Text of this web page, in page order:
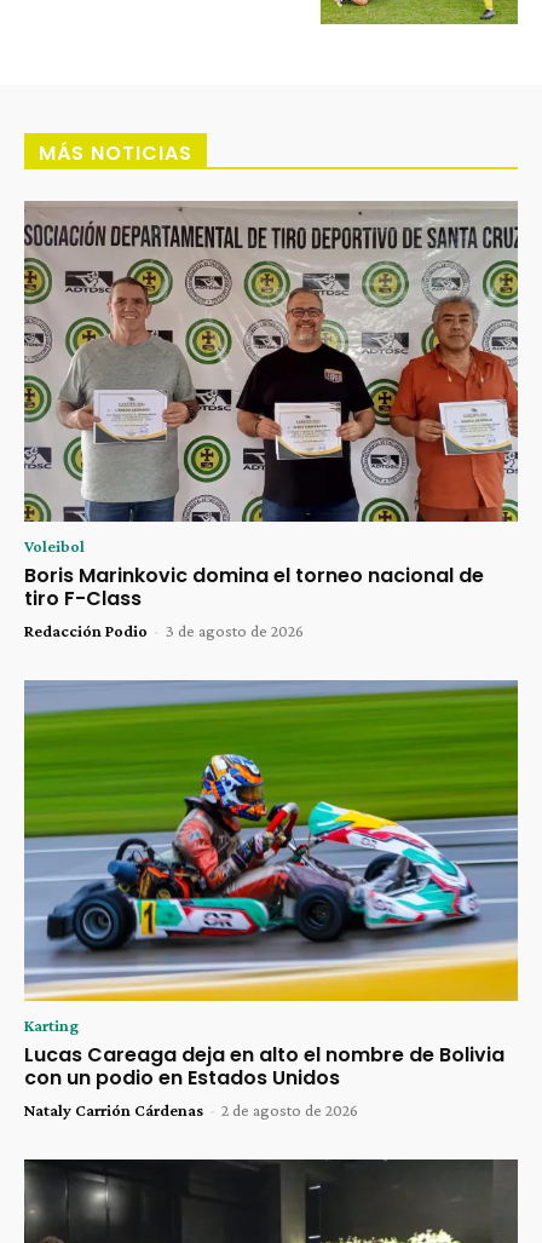
MÁS NOTICIAS
Voleibol
Boris Marinkovic domina el torneo nacional de
tiro F-Class
Redacción Podio - 3 de agosto de 2026
Karting
Lucas Careaga deja en alto el nombre de Bolivia
con un podio en Estados Unidos
Nataly Carrión Cárdenas - 2 de agosto de 2026